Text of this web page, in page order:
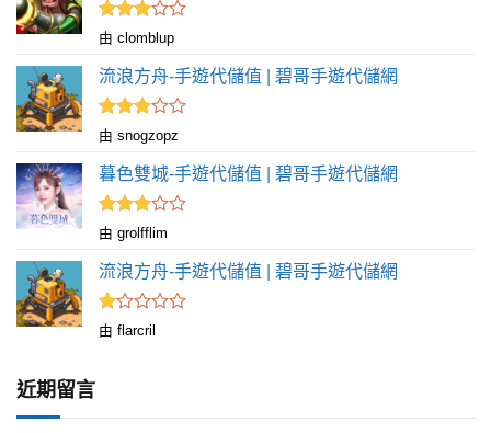
評分
分 5
由 clomblup
流浪方舟-手遊代儲值 | 碧哥手遊代儲網
評分
分 5
由 snogzopz
暮色雙城-手遊代儲值 | 碧哥手遊代儲網
評分
滿
分 5
由 grolfflim
流浪方舟-手遊代儲值 | 碧哥手遊代儲網
評
5
由 flarcril
近期留言